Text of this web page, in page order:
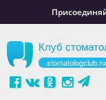
Клуб
stomatologclub.ru